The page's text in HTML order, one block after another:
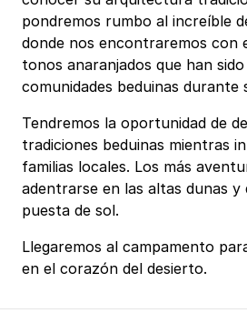
pondremos rumbo al increíble
donde nos encontraremos con
tonos anaranjados que han
comunidades beduinas durante
Tendremos la oportunidad de
tradiciones beduinas mientras
familias locales. Los más
adentrarse en las altas dunas
puesta de sol.
Llegaremos al campamento
en el corazón del desierto.